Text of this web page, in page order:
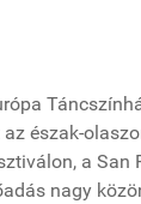
észak-
a San
nagy